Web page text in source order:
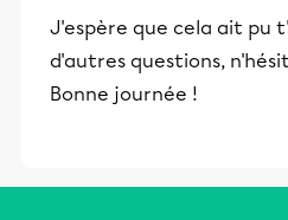
éducative.
J'espère que cela ait pu
d'autres questions,
Bonne journée !